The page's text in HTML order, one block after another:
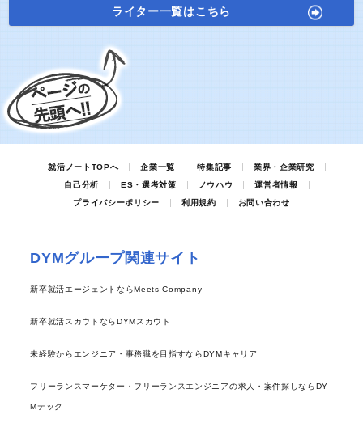
ライター一覧はこちら
就活ノートTOPへ 企業一覧 特集記事
業界・企業研究
自己分析
ES・選考対策 ノウハウ
運営者情報
プライバシーポリシー
利用規約 お問い合わせ
DYMグループ関連サイト
新卒就活エージェントならMeets Company
新卒就活スカウトならDYMスカウト
未経験からエンジニア・事務職を目指すならDYMキャリア
フリーランスマーケター・フリーランスエンジニアの求人・案件探しならDY
Mテック